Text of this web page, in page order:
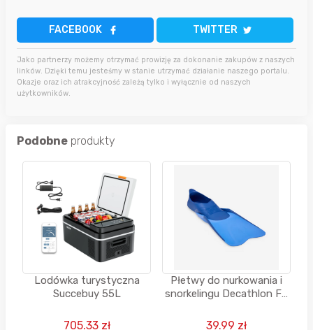
FACEBOOK TWITTER
Jako partnerzy możemy otrzymać prowizję za dokonanie zakupów z naszych
linków. Dzięki temu jesteśmy w stanie utrzymać działanie naszego portalu.
Okazje oraz ich atrakcyjność zależą tylko i wyłącznie od naszych
użytkowników.
Podobne produkty
Lodówka turystyczna
Succebuy 55L
705.33 zł
Płetwy do nurkowania i
snorkelingu Decathlon FF
39.99 zł